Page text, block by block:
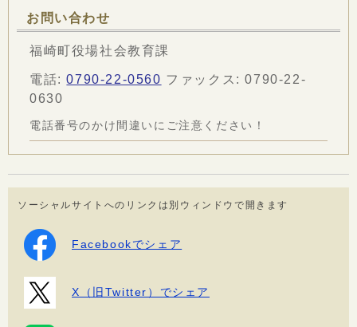
お問い合わせ
福崎町役場社会教育課
電話:0790-22-0560 ファックス: 0790-22-
0630
電話番号のかけ間違いにご注意ください！
ソーシャルサイトへのリンクは別ウィンドウで開きます
Facebookでシェア
X（旧Twitter）でシェア